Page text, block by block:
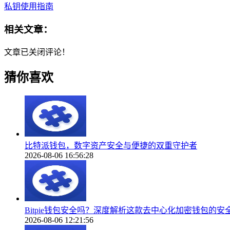
私钥使用指南
相关文章：
文章已关闭评论！
猜你喜欢
比特派钱包，数字资产安全与便捷的双重守护者
2026-08-06 16:56:28
Bitpie钱包安全吗？深度解析这款去中心化加密钱包的安
2026-08-06 12:21:56